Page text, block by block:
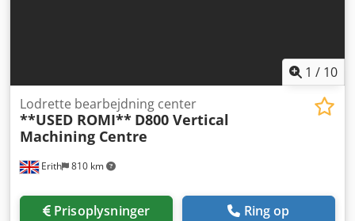
1 / 10
Erith 810 km
Lodrette bearbejdning center
**USED ROMI** D800 Vertical
Machining Centre
Prisoplysninger Ring op